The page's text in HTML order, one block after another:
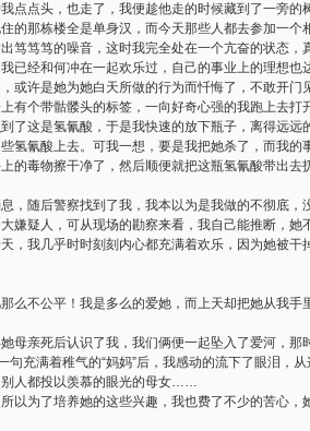
点点头，也走了，我便趁他走的时候藏到了一旁
的那栋楼全是单身汉，而今天那些人都去参加一
笃笃笃的噪音，这时我完全处在一个亢奋的状态
已经和何冲在一起欢乐过，自己的事业上的理想
或许是她为她白天所做的行为而忏悔了，不敢开
有个带骷髅头的标签，一向好奇心强的我跑上去
了这是氢氰酸，于是我快速的放下瓶子，离得远
氢氰酸上去。可我一想，要是我把她杀了，而我
的毒物擦干净了，然后顺便就把这瓶氢氰酸带出
随后警察找到了我，我本以为是我做的不彻底，
嫌疑人，可从现场的勘察来看，我自己能推断，她
，我几乎时时刻刻内心都充满着欢乐，因为她被干
不公平！我是多么的爱她，而上天却把她从我手
亲死后认识了我，我们俩便一起坠入了爱河，那
句充满着稚气的“妈妈”后，我感动的流下了眼泪，
别人都投以羡慕的眼光的母女……
为了培养她的这些兴趣，我也费了不少的苦心，